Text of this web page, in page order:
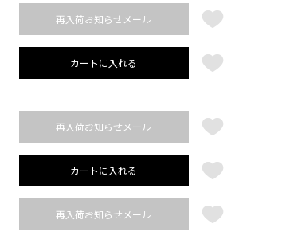
再入荷お知らせメール
カートに入れる
再入荷お知らせメール
カートに入れる
再入荷お知らせメール